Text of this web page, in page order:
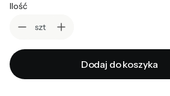
Ilość
szt
Dodaj do koszyka